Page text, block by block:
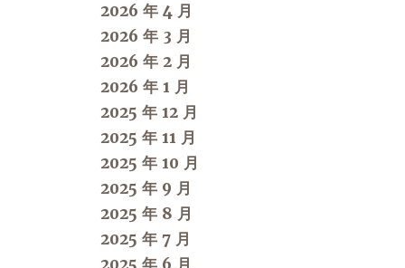
2026 年 4 月
2026 年 3 月
2026 年 2 月
2026 年 1 月
2025 年 12 月
2025 年 11 月
2025 年 10 月
2025 年 9 月
2025 年 8 月
2025 年 7 月